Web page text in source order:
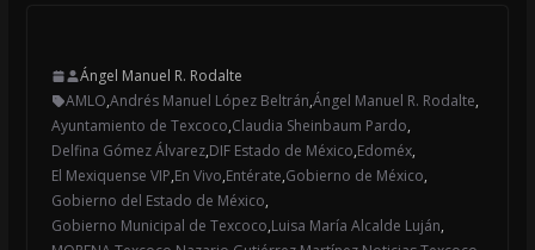
Ángel Manuel R. Rodalte
AMLO,Andrés Manuel López Beltrán,Ángel Manuel R. Rodalte,
Ayuntamiento de Texcoco,Claudia Sheinbaum Pardo,
Delfina Gómez Álvarez,DIF Estado de México,Edoméx,
El Mexiquense VIP,En Vivo,Entérate,Gobierno de México,
Gobierno del Estado de México,
Gobierno Municipal de Texcoco,Luisa María Alcalde Luján,